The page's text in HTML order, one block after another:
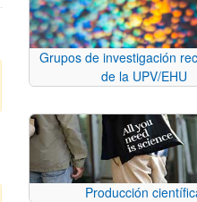
Grupos de investigación
de la UPV/EHU
Producción